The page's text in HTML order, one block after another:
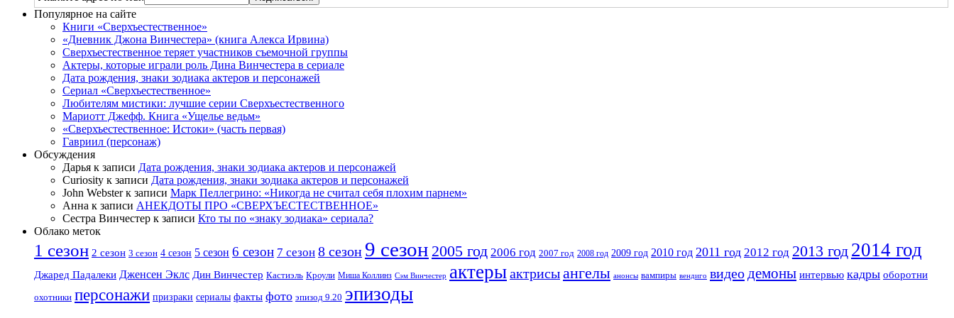
Популярное на сайте
Книги «Сверхъестественное»
«Дневник Джона Винчестера» (книга Алекса Ирвина)
Сверхъестественное теряет участников съемочной группы
Актеры, которые играли роль Дина Винчестера в сериале
Дата рождения, знаки зодиака актеров и персонажей
Сериал «Сверхъестественное»
Любителям мистики: лучшие серии Сверхъестественного
Мариотт Джефф. Книга «Ущелье ведьм»
«Сверхъестественное: Истоки» (часть первая)
Гавриил (персонаж)
Обсуждения
Дарья к записи Дата рождения, знаки зодиака актеров и персонажей
Curiosity к записи Дата рождения, знаки зодиака актеров и персонажей
John Webster к записи Марк Пеллегрино: «Никогда не считал себя плохим парнем»
Анна к записи АНЕКДОТЫ ПРО «СВЕРХЪЕСТЕСТВЕННОЕ»
Сестра Винчестер к записи Кто ты по «знаку зодиака» сериала?
Облако меток
1 сезон 2 сезон 3 сезон 4 сезон 5 сезон 6 сезон 7 сезон 8 сезон 9 сезон 2005 год 2006 год 2007 год 2008 год 2009 год 2010 год 2011 год 2012 год 2013 год 2014 год
Джаред Падалеки Дженсен Эклс Дин Винчестер Кастиэль Кроули Миша Коллинз Сэм Винчестер актерыактрисыангелы анонсы вампиры вендиго видео демоны интервью кадры оборотни
охотники персонажи призраки сериалы факты фото эпизод 9.20 эпизоды